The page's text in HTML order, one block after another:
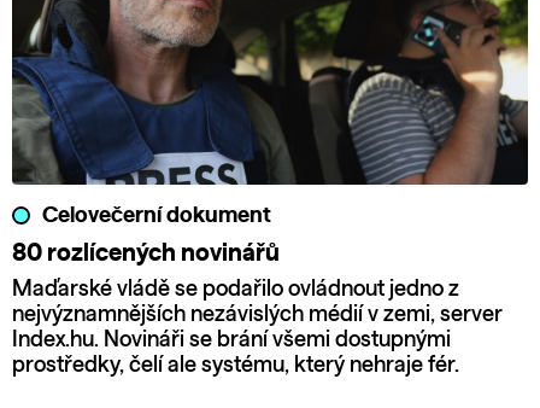
Celovečerní dokument
80 rozlícených novinářů
Maďarské vládě se podařilo ovládnout jedno z
nejvýznamnějších nezávislých médií v zemi, server
Index.hu. Novináři se brání všemi dostupnými
prostředky, čelí ale systému, který nehraje fér.